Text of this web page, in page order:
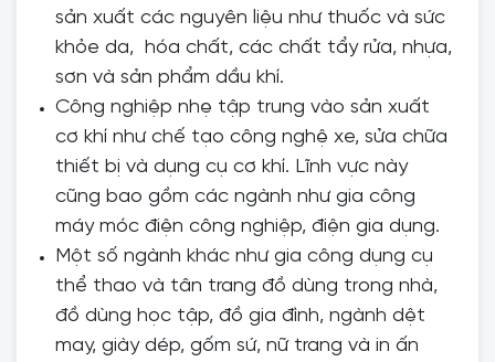
sản xuất các nguyên liệu như thuốc và sức
khỏe da, hóa chất, các chất tẩy rửa, nhựa,
sơn và sản phẩm dầu khí.
Công nghiệp nhẹ tập trung vào sản xuất
cơ khí như chế tạo công nghệ xe, sửa chữa
thiết bị và dụng cụ cơ khí. Lĩnh vực này
cũng bao gồm các ngành như gia công
máy móc điện công nghiệp, điện gia dụng.
Một số ngành khác như gia công dụng cụ
thể thao và tân trang đồ dùng trong nhà,
đồ dùng học tập, đồ gia đình, ngành dệt
may, giày dép, gốm sứ, nữ trang và in ấn